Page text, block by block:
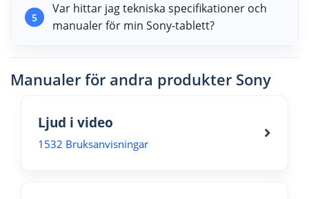
5
Var hittar jag tekniska specifikationer och
manualer för min Sony-tablett?
Manualer för andra produkter Sony
Ljud i video
1532 Bruksanvisningar